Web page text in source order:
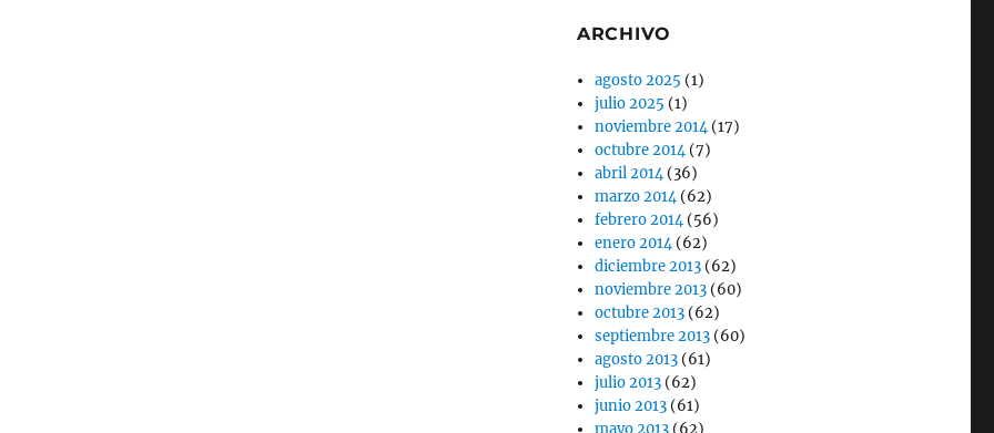
ARCHIVO
agosto 2025 (1)
julio 2025 (1)
noviembre 2014(17)
octubre 2014(7)
abril 2014(36)
marzo 2014(62)
febrero 2014(56)
enero 2014(62)
diciembre 2013 (62)
noviembre 2013 (60)
octubre 2013 (62)
septiembre 2013 (60)
agosto 2013 (61)
julio 2013 (62)
junio 2013 (61)
mayo 2013 (62)